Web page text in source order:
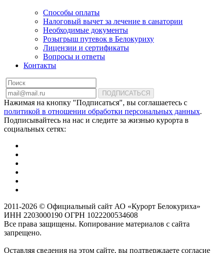
Способы оплаты
Налоговый вычет за лечение в санатории
Необходимые документы
Розыгрыш путевок в Белокуриху
Лицензии и сертификаты
Вопросы и ответы
Контакты
ПОДПИСАТЬСЯ
Нажимая на кнопку "Подписаться", вы соглашаетесь с
политикой в отношении обработки персональных данных.
Подписывайтесь на нас и следите за жизнью курорта в
социальных сетях:
2011-2026 © Официальный сайт АО «Курорт Белокуриха»
ИНН 2203000190 ОГРН 1022200534608
Все права защищены. Копирование материалов с сайта
запрещено.
Оставляя сведения на этом сайте, вы подтверждаете согласие